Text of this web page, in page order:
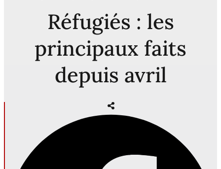
Réfugiés : les
principaux faits
depuis avril